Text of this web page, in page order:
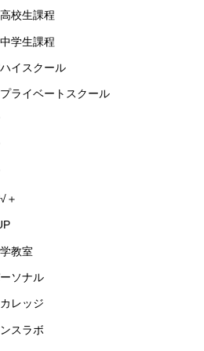
校生課程
学生課程
イスクール
ライベートスクール
＋
教室
ソナル
レッジ
スラボ